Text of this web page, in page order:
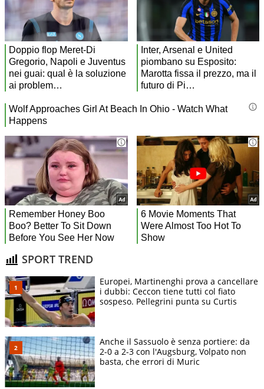
SPORT TREND
Europei, Martinenghi prova a cancellare
i dubbi: Ceccon tiene tutti col fiato
sospeso. Pellegrini punta su Curtis
Anche il Sassuolo è senza portiere: da
2-0 a 2-3 con l'Augsburg, Volpato non
basta, che errori di Muric